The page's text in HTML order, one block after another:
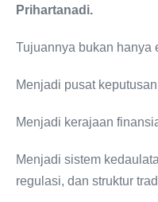
Prihartanadi.
Tujuannya bukan hanya
Menjadi pusat keputusan
Menjadi kerajaan
Menjadi sistem
regulasi, dan struktur